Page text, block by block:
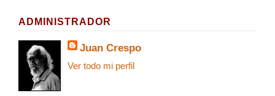
ADMINISTRADOR
Juan Crespo
Ver todo mi perfil